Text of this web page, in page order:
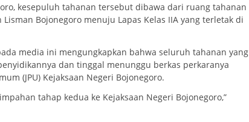
kesepuluh tahanan tersebut dibawa dari ruang tahanan
Bojonegoro menuju Lapas Kelas IIA yang terletak di
media ini mengungkapkan bahwa seluruh tahanan yang
dan tinggal menunggu berkas perkaranya
(JPU) Kejaksaan Negeri Bojonegoro.
tahap kedua ke Kejaksaan Negeri Bojonegoro,”